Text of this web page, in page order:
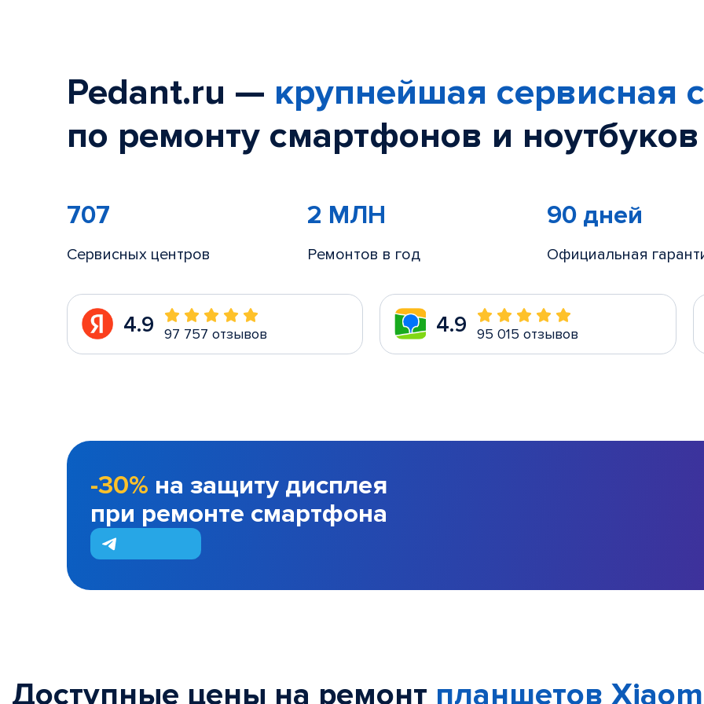
Pedant.ru — крупнейшая сервисная
по ремонту смартфонов и
707
Сервисных центров
2 МЛН
Ремонтов в год
90 дней
Официальная
4.9 97 757 отзывов 4.9 95 015 отзывов
-30% на защиту дисплея
при ремонте смартфона
Доступные цены на ремонт планшетов